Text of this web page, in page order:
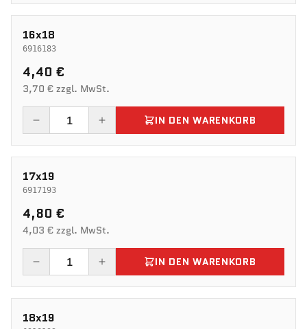
16x18
6916183
4,40 €
3,70 € zzgl. MwSt.
IN DEN WARENKORB
17x19
6917193
4,80 €
4,03 € zzgl. MwSt.
IN DEN WARENKORB
18x19